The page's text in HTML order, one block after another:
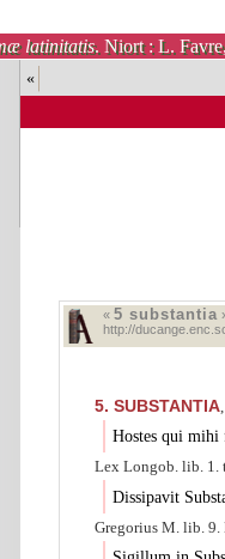
latinitatis. Niort : L.
«
« 5 substantia
http://
5. SUBSTANTIA
Hostes qui mihi
Lex Longob. lib. 1.
Dissipavit
Gregorius M. lib. 9.